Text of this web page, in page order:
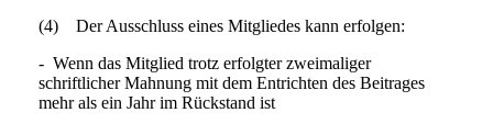
(4) Der Ausschluss eines Mitgliedes kann erfolgen:
- Wenn das Mitglied trotz erfolgter zweimaliger
schriftlicher Mahnung mit dem Entrichten des Beitrages
mehr als ein Jahr im Rückstand ist